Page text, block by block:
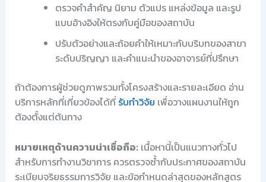
ตรวจคำสำคัญ นิยาม ตัวแปร แหล่งข้อมูล และรูป
แบบอ้างอิงให้ตรงกับคู่มือของสถาบัน
ปรับตัวอย่างและถ้อยคำให้เหมาะกับบริบทของสาขา
ระดับปริญญา และคำแนะนำของอาจารย์ที่ปรึกษา
ถ้าต้องการผู้ช่วยดูภาพรวมทั้งโครงสร้างและรายละเอียด อ่าน
บริการหลักที่เกี่ยวข้องได้ที่ รับทำวิจัย เพื่อวางแผนงานให้ถูก
ต้องตั้งแต่ต้นทาง
หมายเหตุด้านความน่าเชื่อถือ: เนื้อหานี้เป็นแนวทางทั่วไป
สำหรับการทำงานวิชาการ ควรตรวจซ้ำกับประกาศของสถาบัน
ระเบียบจริยธรรมการวิจัย และข้อกำหนดล่าสุดของหลักสูตร